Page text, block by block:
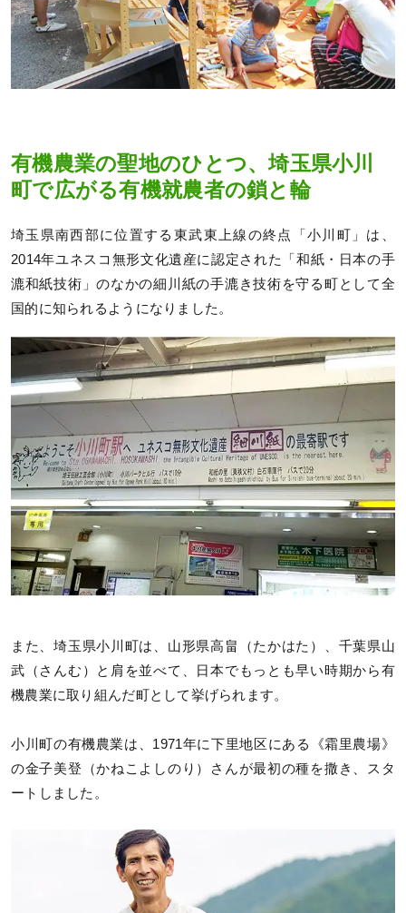
有機農業の聖地のひとつ、埼玉県小川
町で広がる有機就農者の鎖と輪
埼玉県南西部に位置する東武東上線の終点「小川町」は、
2014年ユネスコ無形文化遺産に認定された「和紙・日本の手
漉和紙技術」のなかの細川紙の手漉き技術を守る町として全
国的に知られるようになりました。
また、埼玉県小川町は、山形県高畠（たかはた）、千葉県山
武（さんむ）と肩を並べて、日本でもっとも早い時期から有
機農業に取り組んだ町として挙げられます。
小川町の有機農業は、1971年に下里地区にある《霜里農場》
の金子美登（かねこよしのり）さんが最初の種を撒き、スタ
ートしました。